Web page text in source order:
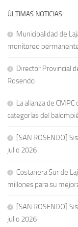
ÚLTIMAS NOTICIAS:
Municipalidad de
monitoreo
Director Provincial
Rosendo
La alianza de
categorías del
[SAN ROSENDO]
julio 2026
Costanera Sur de
millones para su
[SAN ROSENDO]
julio 2026